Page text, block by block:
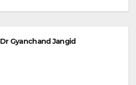
Dr Gyanchand Jangid